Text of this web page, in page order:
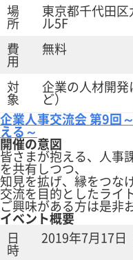
場
所
東京都千代田
ル5F
費
用
無料
対
象
企業の人材開
ど）
企業人事交流会 第9回
える～
開催の意図
皆さまが抱える、人事
を共有しつつ、
知見を拡げ、縁をつな
交流を目的としたライ
ご興味がある方は是非
イベント概要
日
時
2019年7月17日